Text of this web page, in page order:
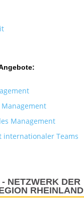
Management
internationaler Teams
NETZWERK DER
RHEINLAND